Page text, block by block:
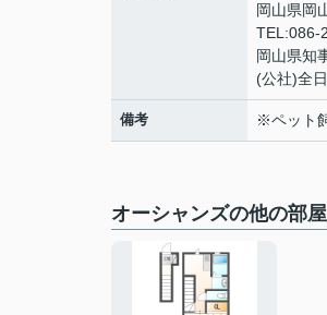
岡山県岡
TEL:086-
岡山県知
(公社)全
備考 ※ペット
オーシャンズの他の部屋